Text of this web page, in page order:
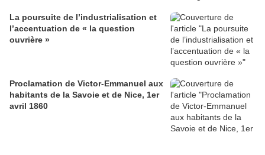
La poursuite de l’industrialisation et
l’accentuation de « la question
ouvrière »
Proclamation de Victor-Emmanuel aux
habitants de la Savoie et de Nice, 1er
avril 1860